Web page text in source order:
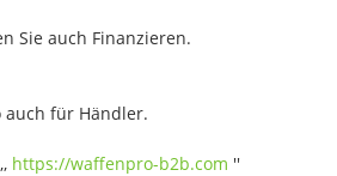
Sie auch Finanzieren.
auch für Händler.
https://waffenpro-b2b.com ''